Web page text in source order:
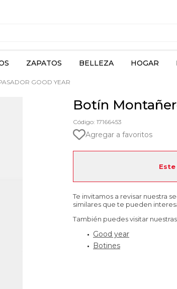
ZAPATOS BELLEZA HOGAR
GOOD YEAR
Botín
Código: 17166453
Agregar a favoritos
Te invitamos a revisar nuestra
similares que te pueden
También puedes visitar
Good year
Botines